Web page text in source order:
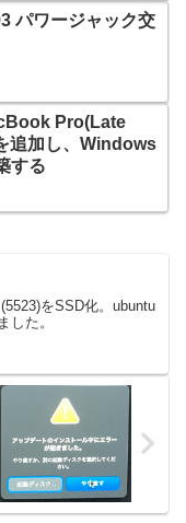
パワージャック交
Pro(Late
追加し、Windows
する
をSSD化。ubuntu
した。